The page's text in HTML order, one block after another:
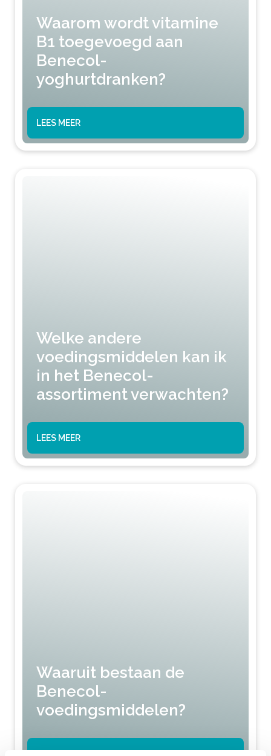
Waarom wordt vitamine
B1 toegevoegd aan
Benecol-
yoghurtdranken?
LEES MEER
Welke andere
voedingsmiddelen kan ik
in het Benecol-
assortiment verwachten?
LEES MEER
Waaruit bestaan de
Benecol-
voedingsmiddelen?
LEES MEER